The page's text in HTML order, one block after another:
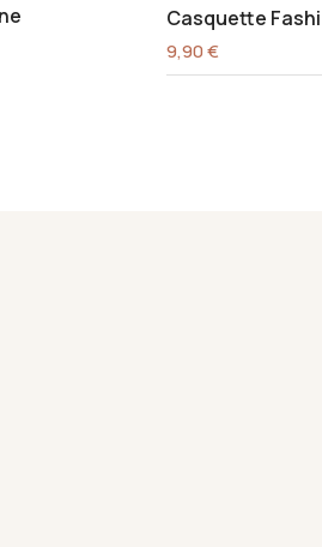
Casquette
9,90€